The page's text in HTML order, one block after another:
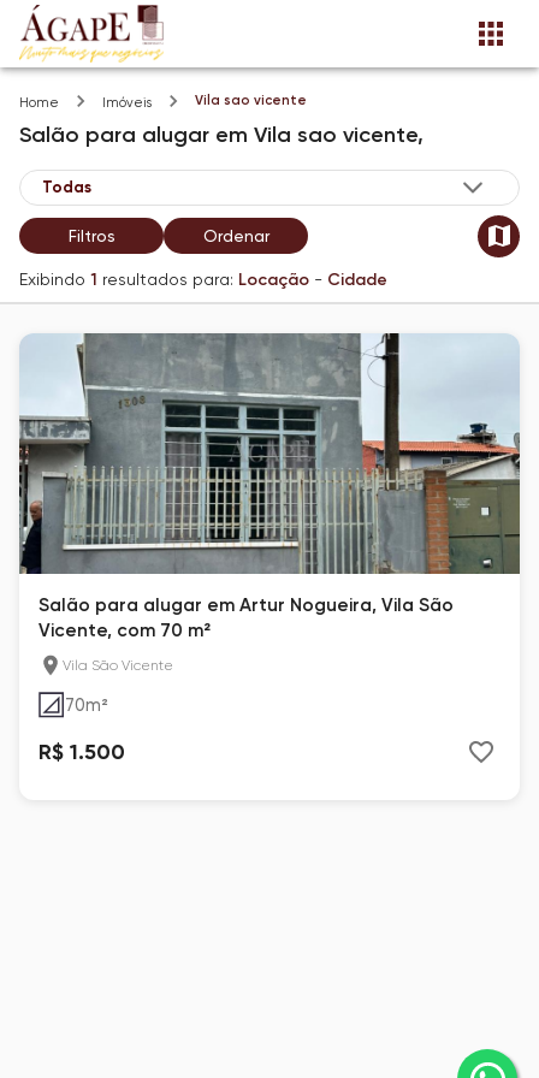
Home Imóveis Vila sao vicente
Salão para alugar em Vila sao vicente,
Filtros Ordenar
Exibindo 1 resultados para: Locação - Cidade
Salão para alugar em Artur Nogueira, Vila São
Vicente, com 70 m²
Vila São Vicente
70m²
R$ 1.500